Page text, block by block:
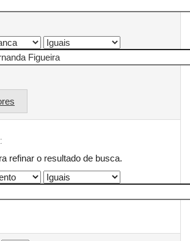
refinar o resultado de busca.